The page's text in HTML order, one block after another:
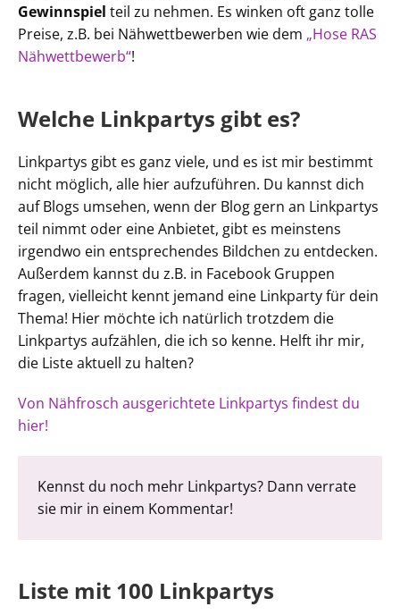
Gewinnspiel teil zu nehmen. Es winken oft ganz tolle
Preise, z.B. bei Nähwettbewerben wie dem „Hose RAS
Nähwettbewerb“!
Welche Linkpartys gibt es?
Linkpartys gibt es ganz viele, und es ist mir bestimmt
nicht möglich, alle hier aufzuführen. Du kannst dich
auf Blogs umsehen, wenn der Blog gern an Linkpartys
teil nimmt oder eine Anbietet, gibt es meinstens
irgendwo ein entsprechendes Bildchen zu entdecken.
Außerdem kannst du z.B. in Facebook Gruppen
fragen, vielleicht kennt jemand eine Linkparty für dein
Thema! Hier möchte ich natürlich trotzdem die
Linkpartys aufzählen, die ich so kenne. Helft ihr mir,
die Liste aktuell zu halten?
Von Nähfrosch ausgerichtete Linkpartys findest du
hier!
Kennst du noch mehr Linkpartys? Dann verrate
sie mir in einem Kommentar!
Liste mit 100 Linkpartys